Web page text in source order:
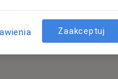
Zaakceptuj